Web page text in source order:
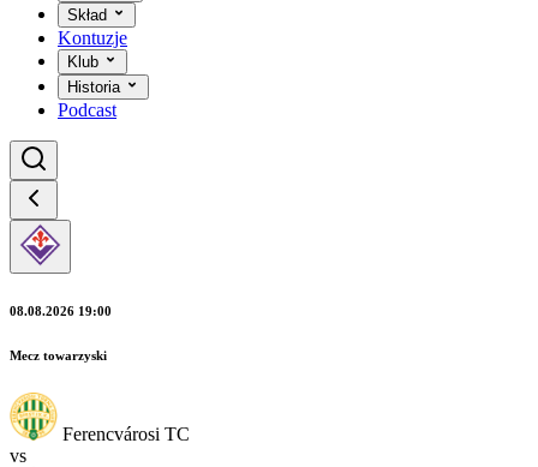
Skład
Kontuzje
Klub
Historia
Podcast
08.08.2026 19:00
Mecz towarzyski
Ferencvárosi TC
vs